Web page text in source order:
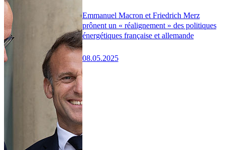
Emmanuel Macron et Friedrich Merz
prônent un « réalignement » des politiques
énergétiques française et allemande
08.05.2025